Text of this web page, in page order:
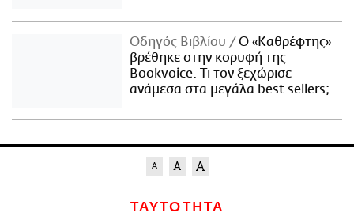
Οδηγός Βιβλίου
Ο «Καθρέφτης»
βρέθηκε στην κορυφή της
Bookvoice. Τι τον ξεχώρισε
ανάμεσα στα μεγάλα best sellers;
ΤΑΥΤΟΤΗΤΑ